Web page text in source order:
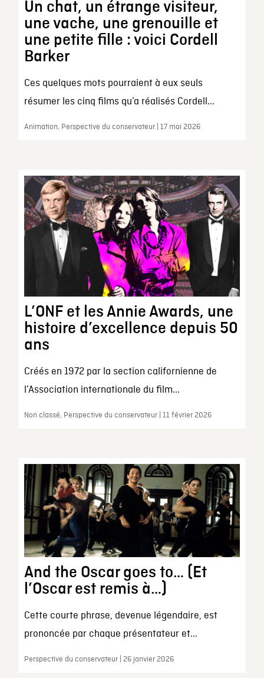
Un chat, un étrange visiteur,
une vache, une grenouille et
une petite fille : voici Cordell
Barker
Ces quelques mots pourraient à eux seuls
résumer les cinq films qu’a réalisés Cordell...
Animation, Perspective du conservateur | 17 mai 2026
L’ONF et les Annie Awards, une
histoire d’excellence depuis 50
ans
Créés en 1972 par la section californienne de
l’Association internationale du film...
Non classé, Perspective du conservateur | 11 février 2026
And the Oscar goes to… (Et
l’Oscar est remis à…)
Cette courte phrase, devenue légendaire, est
prononcée par chaque présentateur et...
Perspective du conservateur | 26 janvier 2026